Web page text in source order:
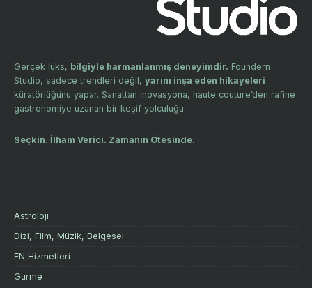
Gerçek lüks, bilgiyle harmanlanmış deneyimdir. Foundern
Studio, sadece trendleri değil, yarını inşa eden hikayeleri
küratörlüğünü yapar. Sanattan inovasyona, haute couture’den rafine
gastronomiye uzanan bir keşif yolculuğu.
Seçkin. İlham Verici. Zamanın Ötesinde.
Astroloji
Dizi, Film, Müzik, Belgesel
FN Hizmetleri
Gurme